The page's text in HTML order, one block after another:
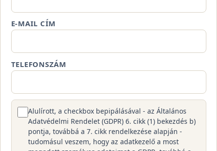
E-MAIL CÍM
TELEFONSZÁM
Alulírott, a checkbox bepipálásával - az Általános
Adatvédelmi Rendelet (GDPR) 6. cikk (1) bekezdés b)
pontja, továbbá a 7. cikk rendelkezése alapján -
tudomásul veszem, hogy az adatkezelő a most